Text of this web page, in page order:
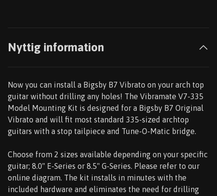
Nyttig information
Now you can install a Bigsby B7 Vibrato on your arch top
guitar without drilling any holes! The Vibramate V7-335
Model Mounting Kit is designed for a Bigsby B7 Original
Vibrato and will fit most standard 335-sized archtop
guitars with a stop tailpiece and Tune-O-Matic bridge.
Choose from 2 sizes available depending on your specific
guitar; 8.0" E-Series or 8.5" G-Series. Please refer to our
online diagram. The kit installs in minutes with the
included hardware and eliminates the need for drilling